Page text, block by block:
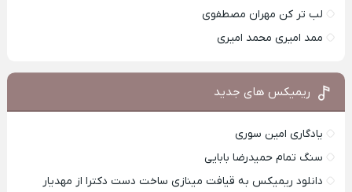
لب تر کن مهران مصطفوی
ممد امیری محمد امیری
ریمیکس های جدید
یادگاری امین سوری
سنگ تمام حمیدرضا بابایی
دانلود ریمیکس به قیافت مینازی ساخت دست دکترا از مهدیار